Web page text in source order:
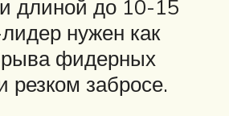
длиной до 10-15
нужен как
фидерных
резком забросе.